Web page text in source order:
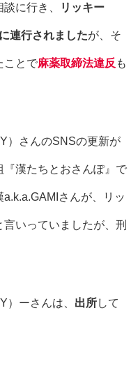
談に行き、 リッキー
連行されましたが、そ
ことで麻薬取締法違反 も
さんのSNSの更新が
『漢たちとおさんぽ』で
さんが、リッ
いっていましたが、刑
）ーさんは、 出所して